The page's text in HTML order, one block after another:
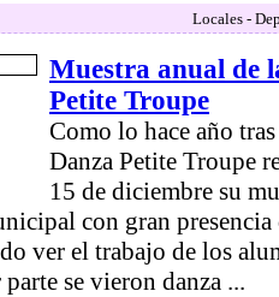
Locales -
Muestra anual de
Petite Troupe
Como lo hace año
Danza Petite Troupe
15 de diciembre su
con gran
ver el trabajo de los
se vieron danza ...